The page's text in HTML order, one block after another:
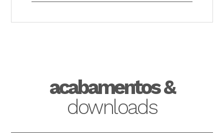
acabamentos &
downloads